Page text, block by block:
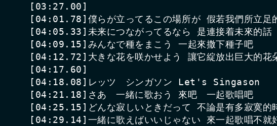
[03:27.00]
[04:01.78]僕らが立ってるこの場所が 假若我們所立足
[04:05.33]未来につながってるなら 是連接着未來的話
[04:09.15]みんなで種をまこう 一起來撒下種子吧
[04:12.72]大きな花を咲かせよう 讓它綻放出巨大的花
[04:17.60]
[04:18.08]レッツ　シンガソン Let's Singason
[04:21.18]さあ　一緒に歌おう 來吧　一起歌唱吧
[04:25.15]どんな寂しいときだって 不論是有多寂寞的
[04:29.14]一緒に歌えばいいじゃない 來一起歌唱不就